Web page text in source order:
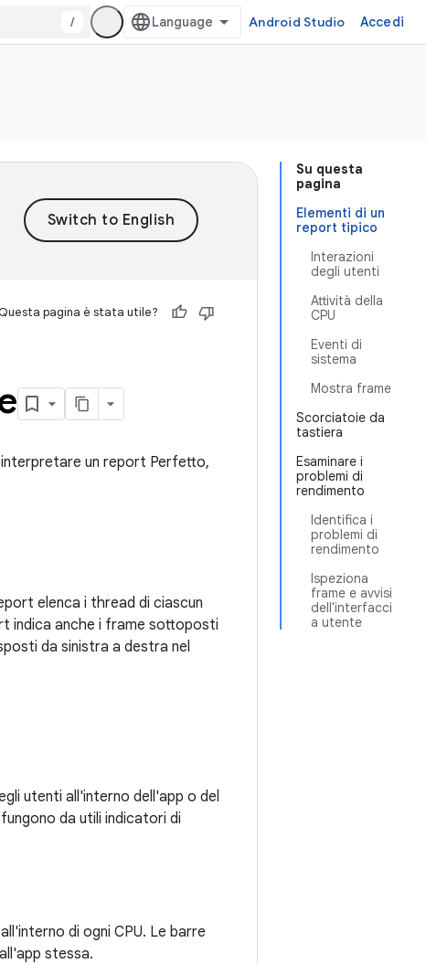
/ Android Studio Accedi
Su questa
pagina
Elementi di un
report tipico
Interazioni
degli utenti
Attività della
CPU
Eventi di
sistema
Mostra frame
Scorciatoie da
tastiera
Esaminare i
problemi di
rendimento
Identifica i
problemi di
rendimento
Ispeziona
frame e avvisi
dell'interfacci
a utente
pagina è stata utile?
interpretare un report Perfetto,
elenca i thread di ciascun
indica anche i frame sottoposti
da sinistra a destra nel
utenti all'interno dell'app o del
da utili indicatori di
di ogni CPU. Le barre
stessa.